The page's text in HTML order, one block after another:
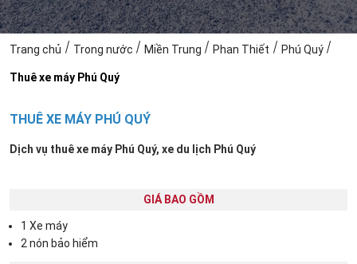
Trang chủ Trong nước Miền Trung Phan Thiết Phú Quý
Thuê xe máy Phú Quý
THUÊ XE MÁY PHÚ QUÝ
Dịch vụ thuê xe máy Phú Quý, xe du lịch Phú Quý
GIÁ BAO GỒM
1 Xe máy
2 nón bảo hiểm